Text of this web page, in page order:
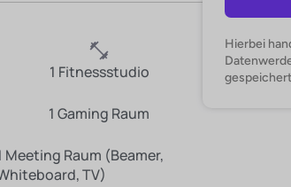
1 Fitnessstudio
1 Gaming Raum
Meeting Raum (Beamer,
TV)
Hierbei